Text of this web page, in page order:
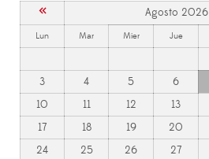
« Agosto 2026
Lun Mar Mier Jue
3
4 5 6
10
11 12 13
17
18 19 20
24
25 26 27